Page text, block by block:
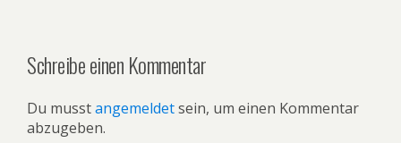
Schreibe einen Kommentar
Du musstangemeldetsein, um einen Kommentar
abzugeben.